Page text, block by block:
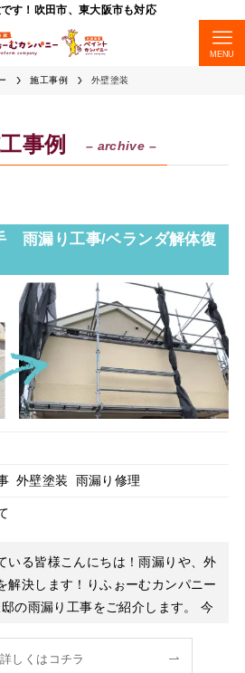
す！吹田市、東大阪市も対応
MENU
施工事例 外壁塗装
事例 – archive –
雨漏り工事/ベランダ解体復
外壁塗装 雨漏り修理
いる皆様こんにちは！雨漏りや、外
解決します！りふぉーむカンパニー
の雨漏り工事をご紹介します。 今
原因はいろいろあるのですが、今回
詳しくはコチラ